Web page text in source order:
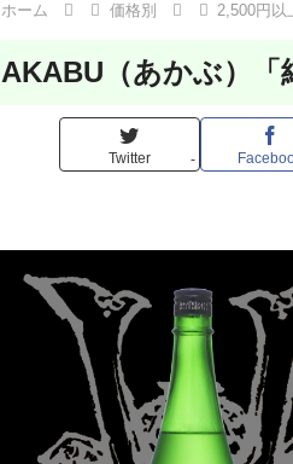
ホーム 価格別 2,500円以
AKABU（あかぶ）「
Twitter -